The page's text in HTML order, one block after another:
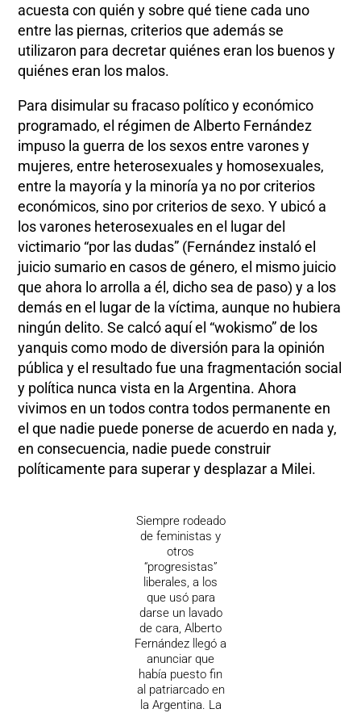
acuesta con quién y sobre qué tiene cada uno
entre las piernas, criterios que además se
utilizaron para decretar quiénes eran los buenos y
quiénes eran los malos.
Para disimular su fracaso político y económico
programado, el régimen de Alberto Fernández
impuso la guerra de los sexos entre varones y
mujeres, entre heterosexuales y homosexuales,
entre la mayoría y la minoría ya no por criterios
económicos, sino por criterios de sexo. Y ubicó a
los varones heterosexuales en el lugar del
victimario “por las dudas” (Fernández instaló el
juicio sumario en casos de género, el mismo juicio
que ahora lo arrolla a él, dicho sea de paso) y a los
demás en el lugar de la víctima, aunque no hubiera
ningún delito. Se calcó aquí el “wokismo” de los
yanquis como modo de diversión para la opinión
pública y el resultado fue una fragmentación social
y política nunca vista en la Argentina. Ahora
vivimos en un todos contra todos permanente en
el que nadie puede ponerse de acuerdo en nada y,
en consecuencia, nadie puede construir
políticamente para superar y desplazar a Milei.
Siempre rodeado
de feministas y
otros
“progresistas”
liberales, a los
que usó para
darse un lavado
de cara, Alberto
Fernández llegó a
anunciar que
había puesto fin
al patriarcado en
la Argentina. La